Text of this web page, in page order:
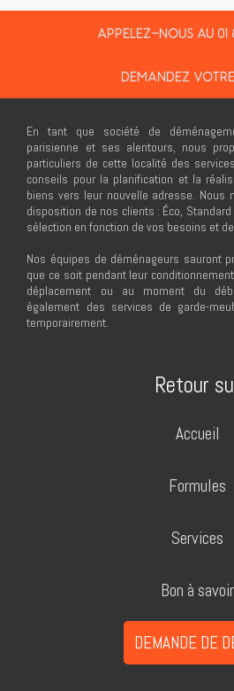
APPELEZ-NOUS AU
DEMANDEZ
En tant que société de
parisienne et ses alentours, nous
particuliers de cette localité des
conseils pour la planification et la
biens vers leur nouvelle adresse.
disposition de nos clients : Éco,
sélection en fonction de vos besoins et
Nos équipes de déménageurs sauront
que ce soit pendant leur
déplacement ou au moment du
également des services de garde-
temporairement.
Retour
Accueil
Formules
Services
Bon à savoir
DEMANDE DE